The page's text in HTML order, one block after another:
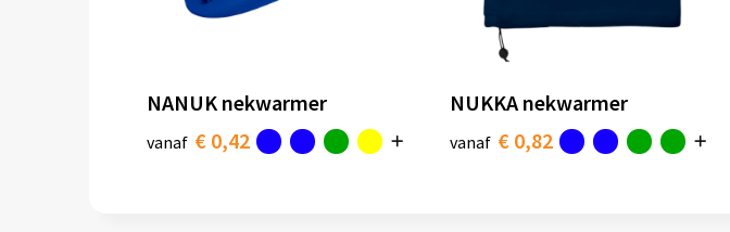
NANUK nekwarmer
vanaf € 0,42
NUKKA nekwarmer
vanaf € 0,82